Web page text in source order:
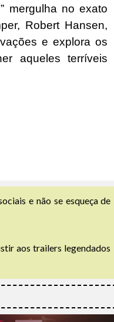
mergulha no exato
Robert Hansen,
e explora os
aqueles terríveis
e não se esqueça de
aos trailers legendados